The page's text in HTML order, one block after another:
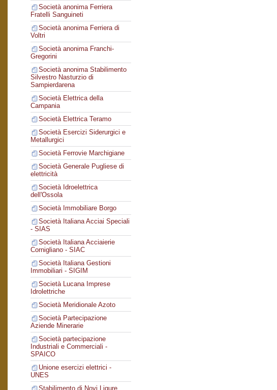
Società anonima Ferriera
Fratelli Sanguineti
Società anonima Ferriera di
Voltri
Società anonima Franchi-
Gregorini
Società anonima Stabilimento
Silvestro Nasturzio di
Sampierdarena
Società Elettrica della
Campania
Società Elettrica Teramo
Società Esercizi Siderurgici e
Metallurgici
Società Ferrovie Marchigiane
Società Generale Pugliese di
elettricità
Società Idroelettrica
dell'Ossola
Società Immobiliare Borgo
Società Italiana Acciai Speciali
- SIAS
Società Italiana Acciaierie
Cornigliano - SIAC
Società Italiana Gestioni
Immobiliari - SIGIM
Società Lucana Imprese
Idrolettriche
Società Meridionale Azoto
Società Partecipazione
Aziende Minerarie
Società partecipazione
Industriali e Commerciali -
SPAICO
Unione esercizi elettrici -
UNES
Stabilimento di Novi Ligure